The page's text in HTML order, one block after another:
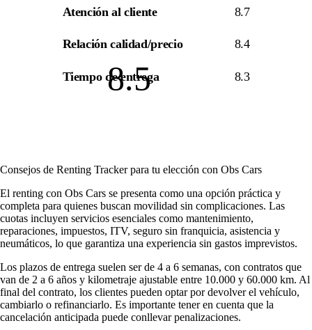
8.5
Atención al cliente 8.7
Relación calidad/precio 8.4
Tiempo de entrega 8.3
Consejos de Renting Tracker para tu elección con Obs Cars
El renting con Obs Cars se presenta como una opción práctica y
completa para quienes buscan movilidad sin complicaciones. Las
cuotas incluyen servicios esenciales como mantenimiento,
reparaciones, impuestos, ITV, seguro sin franquicia, asistencia y
neumáticos, lo que garantiza una experiencia sin gastos imprevistos.
Los plazos de entrega suelen ser de 4 a 6 semanas, con contratos que
van de 2 a 6 años y kilometraje ajustable entre 10.000 y 60.000 km. Al
final del contrato, los clientes pueden optar por devolver el vehículo,
cambiarlo o refinanciarlo. Es importante tener en cuenta que la
cancelación anticipada puede conllevar penalizaciones.